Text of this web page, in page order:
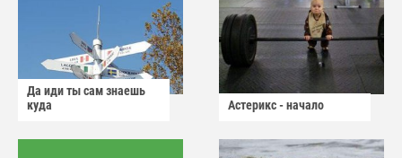
Да иди ты сам знаешь
куда
Астерикс - начало